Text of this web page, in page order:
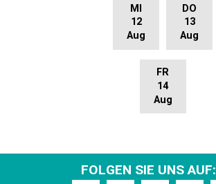
MI
12
Aug
DO
13
Aug
FR
14
Aug
FOLGEN SIE UNS AUF: